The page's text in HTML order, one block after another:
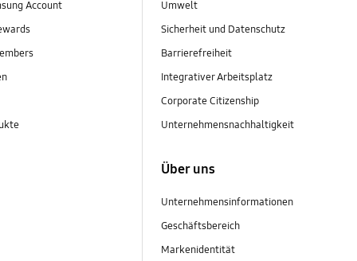
Account
Umwelt
Sicherheit und Datenschutz
Barrierefreiheit
Integrativer Arbeitsplatz
Corporate Citizenship
Unternehmensnachhaltigkeit
Über uns
Unternehmensinformationen
Geschäftsbereich
Markenidentität